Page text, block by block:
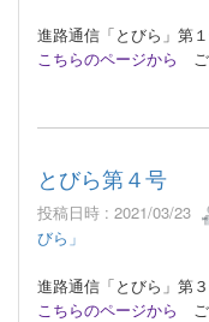
進路通信「とびら」第
こちらのページから
ご
とびら第４号
投稿日時 : 2021/03/23
びら」
進路通信「とびら」第
こちらのページから
ご